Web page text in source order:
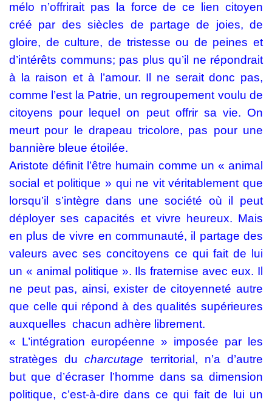
mélo n’offrirait pas la force de ce lien citoyen
créé par des siècles de partage de joies, de
gloire, de culture, de tristesse ou de peines et
d’intérêts communs; pas plus qu’il ne répondrait
à la raison et à l’amour. Il ne serait donc pas,
comme l’est la Patrie, un regroupement voulu de
citoyens pour lequel on peut offrir sa vie. On
meurt pour le drapeau tricolore, pas pour une
bannière bleue étoilée.
Aristote définit l’être humain comme un « animal
social et politique » qui ne vit véritablement que
lorsqu’il s’intègre dans une société où il peut
déployer ses capacités et vivre heureux. Mais
en plus de vivre en communauté, il partage des
valeurs avec ses concitoyens ce qui fait de lui
un « animal politique ». Ils fraternise avec eux. Il
ne peut pas, ainsi, exister de citoyenneté autre
que celle qui répond à des qualités supérieures
auxquelles chacun adhère librement.
« L’intégration européenne » imposée par les
stratèges ducharcutage territorial, n’a d’autre
but que d’écraser l’homme dans sa dimension
politique, c’est-à-dire dans ce qui fait de lui un